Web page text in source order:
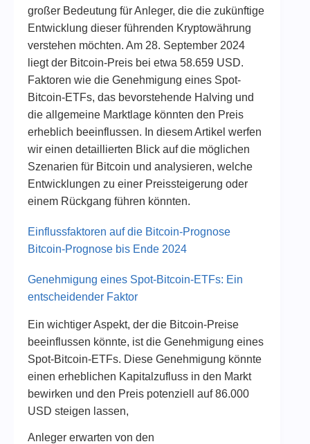
großer Bedeutung für Anleger, die die zukünftige
Entwicklung dieser führenden Kryptowährung
verstehen möchten. Am 28. September 2024
liegt der Bitcoin-Preis bei etwa 58.659 USD.
Faktoren wie die Genehmigung eines Spot-
Bitcoin-ETFs, das bevorstehende Halving und
die allgemeine Marktlage könnten den Preis
erheblich beeinflussen. In diesem Artikel werfen
wir einen detaillierten Blick auf die möglichen
Szenarien für Bitcoin und analysieren, welche
Entwicklungen zu einer Preissteigerung oder
einem Rückgang führen könnten.
Einflussfaktoren auf die Bitcoin-Prognose
Bitcoin-Prognose bis Ende 2024
Genehmigung eines Spot-Bitcoin-ETFs: Ein
entscheidender Faktor
Ein wichtiger Aspekt, der die Bitcoin-Preise
beeinflussen könnte, ist die Genehmigung eines
Spot-Bitcoin-ETFs. Diese Genehmigung könnte
einen erheblichen Kapitalzufluss in den Markt
bewirken und den Preis potenziell auf 86.000
USD steigen lassen​,
Anleger erwarten von den